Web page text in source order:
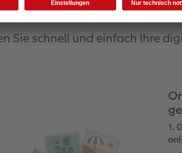
der Scan-
Sie schnell und einfach Ihre
1.